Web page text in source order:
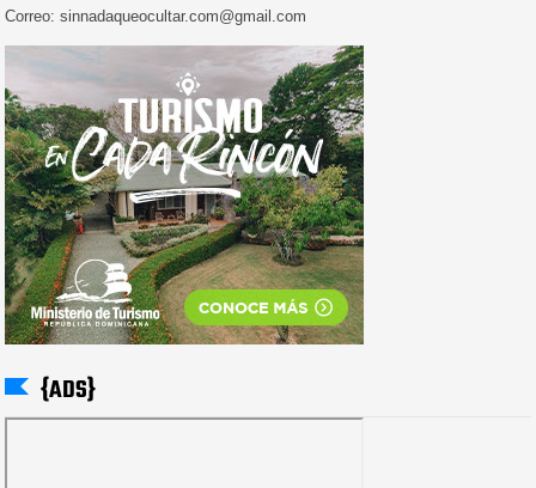
Correo: sinnadaqueocultar.com@gmail.com
{ADS}